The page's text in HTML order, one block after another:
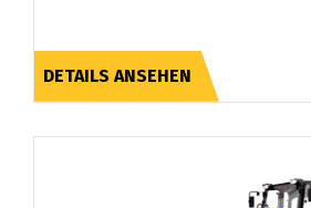
DETAILS ANSEHEN